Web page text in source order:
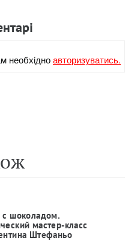
необхiдноавторизуватись.
с шоколадом.
мастер-класс
Штефаньо